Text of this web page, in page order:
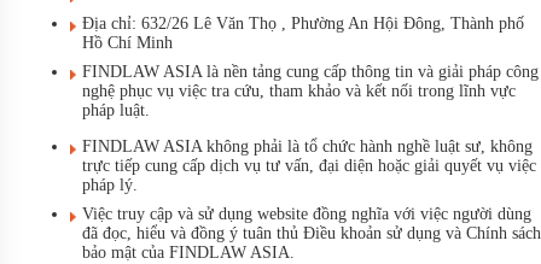
Địa chỉ: 632/26 Lê Văn Thọ , Phường An Hội Đông, Thành phố
Hồ Chí Minh
FINDLAW ASIA là nền tảng cung cấp thông tin và giải pháp công
nghệ phục vụ việc tra cứu, tham khảo và kết nối trong lĩnh vực
pháp luật.
FINDLAW ASIA không phải là tổ chức hành nghề luật sư, không
trực tiếp cung cấp dịch vụ tư vấn, đại diện hoặc giải quyết vụ việc
pháp lý.
Việc truy cập và sử dụng website đồng nghĩa với việc người dùng
đã đọc, hiểu và đồng ý tuân thủ Điều khoản sử dụng và Chính sách
bảo mật của FINDLAW ASIA.